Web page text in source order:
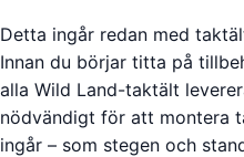
Detta ingår redan med
Innan du börjar titta på
alla Wild Land-taktält
nödvändigt för att montera
ingår – som stegen och